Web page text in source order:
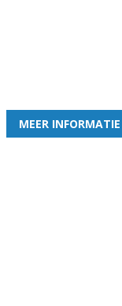
Word nu
en geniet iedere
MEER INFORMATIE